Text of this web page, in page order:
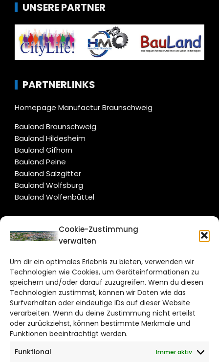
Cookie-Zustimmung
verwalten
Um dir ein optimales Erlebnis zu bieten, verwenden wir
Technologien wie Cookies, um Geräteinformationen zu
speichern und/oder darauf zuzugreifen. Wenn du diesen
Technologien zustimmst, können wir Daten wie das
Surfverhalten oder eindeutige IDs auf dieser Website
verarbeiten. Wenn du deine Zustimmung nicht erteilst
oder zurückziehst, können bestimmte Merkmale und
Funktionen beeinträchtigt werden.
Funktional
Immer aktiv
UNSERE PARTNER
PARTNERLINKS
Homepage Manufactur Braunschweig
Bauland Braunschweig
Bauland Hildesheim
Bauland Gifhorn
Bauland Peine
Bauland Salzgitter
Bauland Wolfsburg
Bauland Wolfenbüttel
CITYLIFE!
Bruchtorwall 12
38100 Braunschweig
Telefon: 0531 387220 – 65
DAS STADTMAGAZIN FÜR
BRAUNSCHWEIG
Impressum